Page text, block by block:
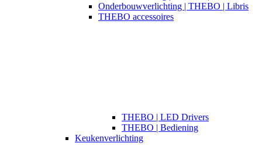
Onderbouwverlichting | THEBO | Libris
THEBO accessoires
THEBO | LED Drivers
THEBO | Bediening
Keukenverlichting